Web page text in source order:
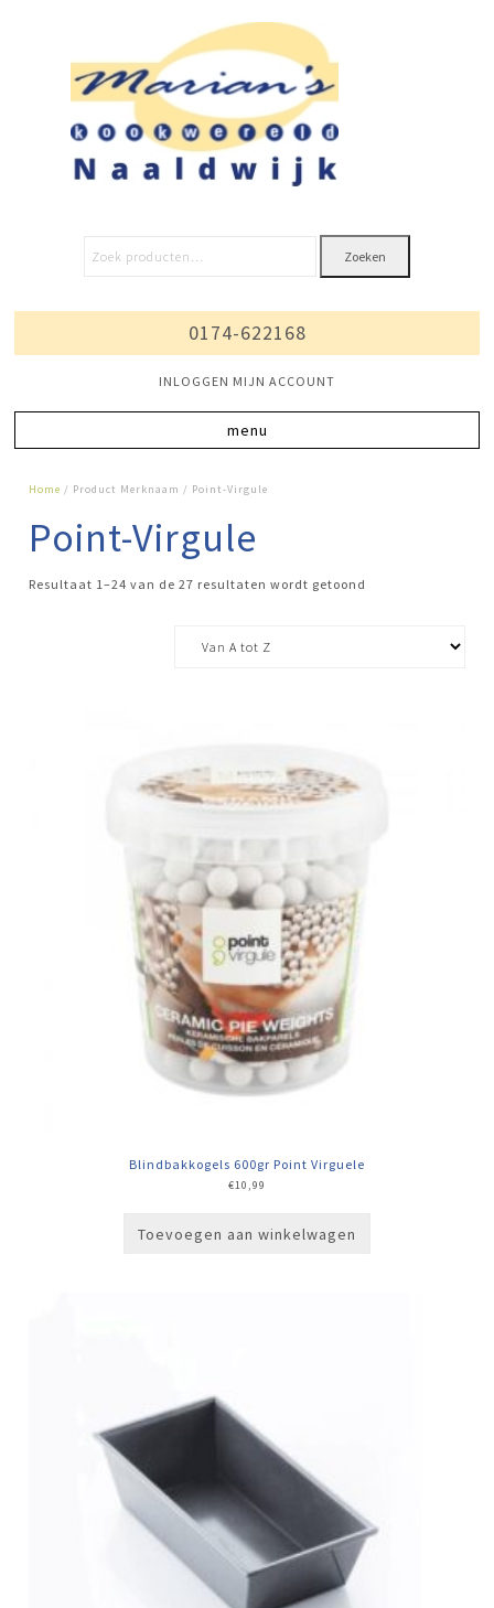
Zoeken
0174-622168
INLOGGEN MIJN ACCOUNT
Home / Product Merknaam / Point-Virgule
Point-Virgule
Resultaat 1–24 van de 27 resultaten wordt getoond
Blindbakkogels 600gr Point Virguele
€10,99
Toevoegen aan winkelwagen